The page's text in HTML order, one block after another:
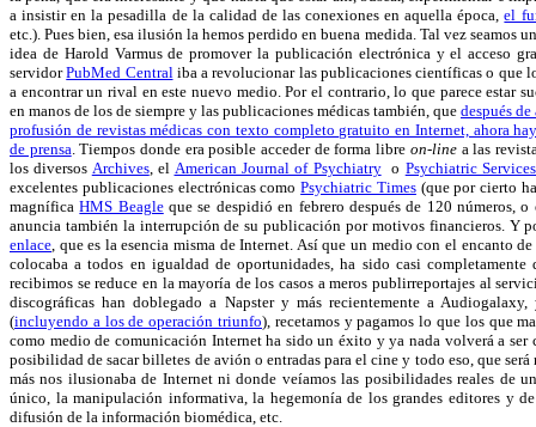
a insistir en la pesadilla de la calidad de las conexiones en aquella época,el
etc.). Pues bien, esa ilusión la hemos perdido en buena medida. Tal vez seamos
idea de Harold Varmus de promover la publicación electrónica y el acceso
servidorPubMed Central iba a revolucionar las publicaciones científicas o que
a encontrar un rival en este nuevo medio. Por el contrario, lo que parece estar
en manos de los de siempre y las publicaciones médicas también, que después
profusión de revistas médicas con texto completo gratuito en Internet, ahora
de prensa . Tiempos donde era posible acceder de forma libre on-linea las
los diversos Archives, el American Journal of Psychiatryo Psychiatric Services
excelentes publicaciones electrónicas comoPsychiatric Times(que por cierto
magníficaHMS Beagleque se despidió en febrero después de 120 números,
anuncia también la interrupción de su publicación por motivos financieros. Y
enlace , que es la esencia misma de Internet. Así que un medio con el encanto
colocaba a todos en igualdad de oportunidades, ha sido casi
recibimos se reduce en la mayoría de los casos a meros publirreportajes al
discográficas han doblegado a Napster y más recientemente a
(incluyendo a los de operación triunfo), recetamos y pagamos lo que los que
como medio de comunicación Internet ha sido un éxito y ya nada volverá a ser
posibilidad de sacar billetes de avión o entradas para el cine y todo eso, que
más nos ilusionaba de Internet ni donde veíamos las posibilidades reales de
único, la manipulación informativa, la hegemonía de los grandes editores y
difusión de la información biomédica, etc.